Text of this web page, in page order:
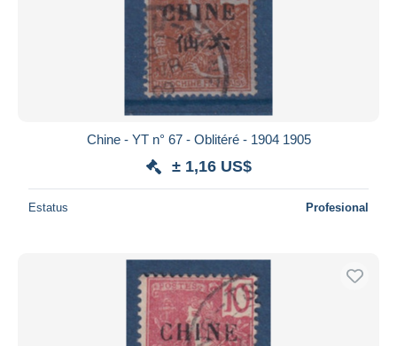
Chine - YT n° 67 - Oblitéré - 1904 1905
± 1,16 US$
Estatus Profesional